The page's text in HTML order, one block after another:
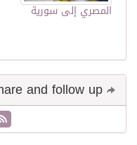
المصري إلى سورية